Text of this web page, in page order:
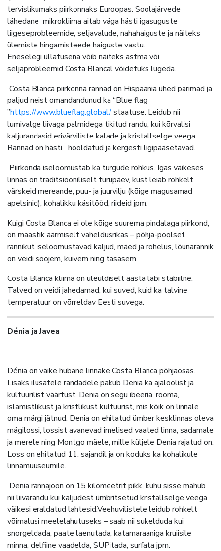
tervislikumaks piirkonnaks Euroopas. Soolajärvede
lähedane mikrokliima aitab väga hästi igasuguste
liigeseprobleemide, seljavalude, nahahaiguste ja näiteks
ülemiste hingamisteede haiguste vastu.
Eneselegi üllatusena võib näiteks astma või
seljaprobleemid Costa Blancal võidetuks lugeda.
Costa Blanca piirkonna rannad on Hispaania ühed parimad ja
paljud neist omandandunud ka “Blue flag
”https://www.blueflag.global/staatuse. Leidub nii
lumivalge liivaga palmidega tikitud randu, kui kõrvalisi
kaljurandasid erivärviliste kalade ja kristallselge veega.
Rannad on hästi hooldatud ja kergesti ligipääsetavad.
Piirkonda iseloomustab ka turgude rohkus. Igas väikeses
linnas on traditsiooniliselt turupäev, kust leiab rohkelt
värskeid mereande, puu- ja juurvilju (kõige magusamad
apelsinid), kohalikku käsitööd, riideid jpm.
Kuigi Costa Blanca ei ole kõige suurema pindalaga piirkond,
on maastik äärmiselt vaheldusrikas – põhja-poolset
rannikut iseloomustavad kaljud, mäed ja rohelus, lõunarannik
on veidi soojem, kuivem ning tasasem.
Costa Blanca kliima on üleüldiselt aasta läbi stabiilne.
Talved on veidi jahedamad, kui suved, kuid ka talvine
temperatuur on võrreldav Eesti suvega.
Dénia ja Javea
Dénia on väike hubane linnake Costa Blanca põhjaosas.
Lisaks ilusatele randadele pakub Denia ka ajaloolist ja
kultuurilist väärtust. Denia on segu ibeeria, rooma,
islamistlikust ja kristlikust kultuurist, mis kõik on linnale
oma märgi jätnud. Denia on ehitatud ümber kesklinnas oleva
mägilossi, lossist avanevad imelised vaated linna, sadamale
ja merele ning Montgo mäele, mille küljele Denia rajatud on.
Loss on ehitatud 11. sajandil ja on koduks ka kohalikule
linnamuuseumile.
Denia rannajoon on 15 kilomeetrit pikk, kuhu sisse mahub
nii liivarandu kui kaljudest ümbritsetud kristallselge veega
väikesi eraldatud lahtesid.Veehuvilistele leidub rohkelt
võimalusi meelelahutuseks – saab nii sukelduda kui
snorgeldada, paate laenutada, katamaraaniga kruiisile
minna, delfiine vaadelda, SUPitada, surfata jpm.